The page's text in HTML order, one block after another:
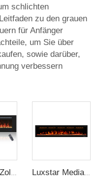
schlichten
zu den grauen
für Anfänger
um Sie über
sowie darüber,
verbessern
Luxstar 72 Zoll linearer elektrischer Kamin Heizung dekorativ mit mehrfarbigen Flammen Fernbedienung Touchscreen-Timer Luxstar Media Einbau Elektrischer Kaminofen Heizung 74 Zoll Innenraum Fernbedienung Dekor LED Flamme Licht realistischer Kamin